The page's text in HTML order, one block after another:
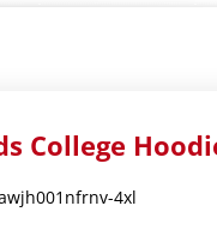
College
4xl